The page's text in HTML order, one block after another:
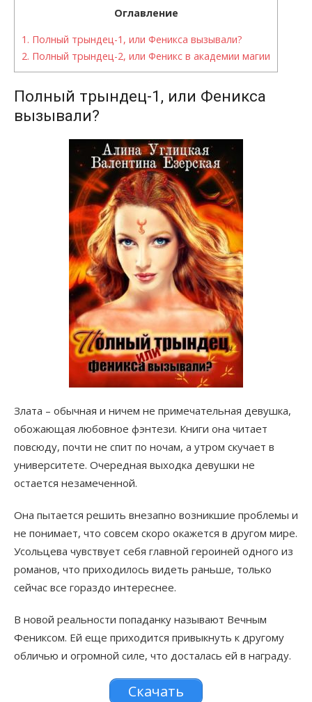
Оглавление
1. Полный трындец-1, или Феникса вызывали?
2. Полный трындец-2, или Феникс в академии магии
Полный трындец-1, или Феникса
вызывали?
Злата – обычная и ничем не примечательная девушка,
обожающая любовное фэнтези. Книги она читает
повсюду, почти не спит по ночам, а утром скучает в
университете. Очередная выходка девушки не
остается незамеченной.
Она пытается решить внезапно возникшие проблемы и
не понимает, что совсем скоро окажется в другом мире.
Усольцева чувствует себя главной героиней одного из
романов, что приходилось видеть раньше, только
сейчас все гораздо интереснее.
В новой реальности попаданку называют Вечным
Фениксом. Ей еще приходится привыкнуть к другому
обличью и огромной силе, что досталась ей в награду.
Скачать